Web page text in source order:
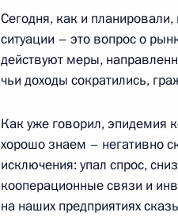
вопросам и
коронавирусной
23 марта 2022 года, 15:00
Заседание рабочей
вопросам и
коронавирусной
16 марта 2022 года, 13:00
Сегодня, как и
ситуации – это вопрос о
действуют меры,
чьи доходы сократились,
Как уже говорил, эпидемия
хорошо знаем – негативно
исключения: упал спрос,
кооперационные связи и
на наших предприятиях